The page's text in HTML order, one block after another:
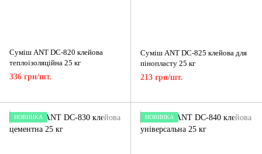
Суміш ANT DC-820 клейова
теплоізоляційна 25 кг
336 грн/шт.
Суміш ANT DC-825 клейова для
пінопласту 25 кг
213 грн/шт.
НОВИНКА НОВИНКА